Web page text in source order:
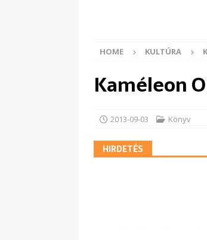
HOME KULTÚRA
Kaméleon
2013-09-03 Könyv
HIRDETÉS